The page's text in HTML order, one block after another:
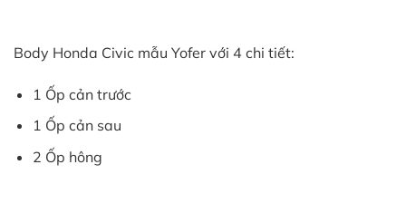
Body Honda Civic mẫu Yofer với 4 chi tiết:
1 Ốp cản trước
1 Ốp cản sau
2 Ốp hông